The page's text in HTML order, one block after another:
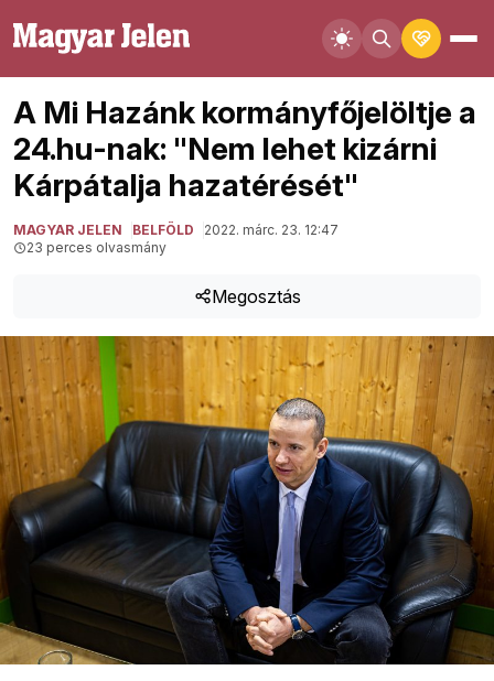
A Mi Hazánk kormányfőjelöltje a
24.hu-nak: "Nem lehet kizárni
Kárpátalja hazatérését"
MAGYAR JELEN BELFÖLD
2022. márc. 23. 12:47
23 perces olvasmány
Megosztás